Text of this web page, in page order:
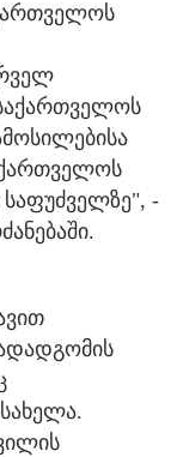
საფუძველზე", -